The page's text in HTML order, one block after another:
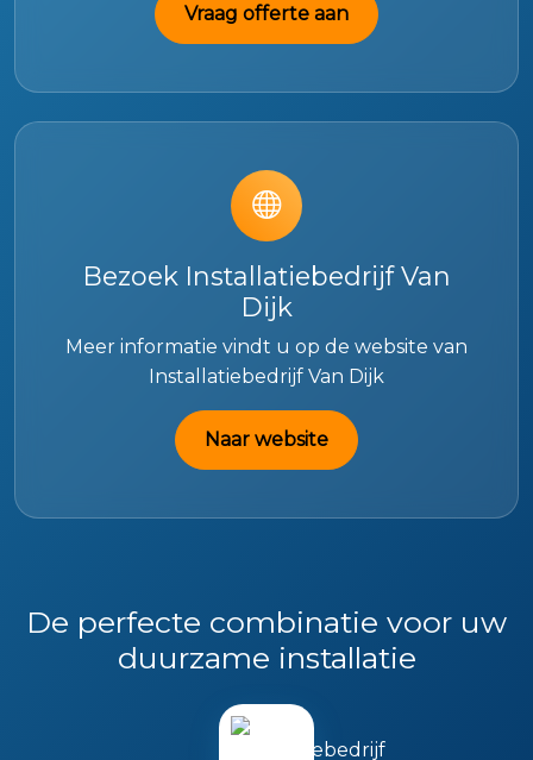
Vraag offerte aan
Bezoek Installatiebedrijf Van
Dijk
Meer informatie vindt u op de website van
Installatiebedrijf Van Dijk
Naar website
De perfecte combinatie voor uw
duurzame installatie